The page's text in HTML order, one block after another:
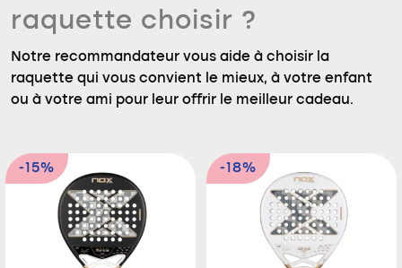
raquette choisir ?
Notre recommandateur vous aide à choisir la
raquette qui vous convient le mieux, à votre enfant
ou à votre ami pour leur offrir le meilleur cadeau.
-15% -18%